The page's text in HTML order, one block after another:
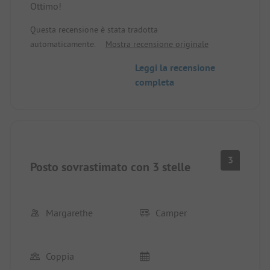
Ottimo!
Questa recensione è stata tradotta
automaticamente.
Mostra recensione originale
Leggi la recensione
completa
Posto sovrastimato con 3 stelle 3
Margarethe Camper
Coppia